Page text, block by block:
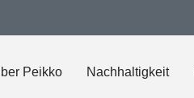
Peikko Nachhaltigkeit